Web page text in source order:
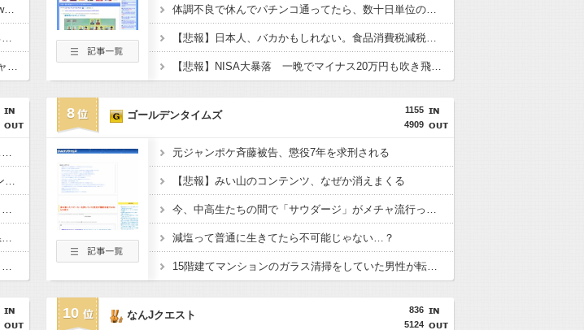
【画像】外国人が絶対に食べられない日本料理第1位wwwwwwwww
【画像】『例のチー牛のイラスト』にそっくりすぎる男の子wwwwwww
【画像】チー牛が必ず1回はヌいてるプリキュアのキャラがこちらwww
体調不良で休んでパチンコ通ってたら、数十日単位の証拠写真撮られて会社クビになった
【悲報】日本人、バカかもしれない。食品消費税減税（8%→1%）に93.2%の国民が賛成してしまう
【悲報】NISA大暴落 一晩でマイナス20万円も吹き飛んだもよう
【熊本地震】専門家「イオンモール熊本の爆心地に…喫煙所と自販機」警察・消防「」←これ・・・
少年ジャンプの人気マンガグッズを“大量注文しキャンセル”繰り返したか 女逮捕 総額43億円以上
【画像】福岡、こんなのが普通に走ってるｗｗｗｗｗｗｗｗｗｗｗｗｗｗｗｗｗｗｗｗｗｗｗｗｗｗｗｗｗｗｗｗｗｗｗｗｗｗｗｗ
【動画】原爆の日に今年も極左活動家が座り込み→県警に強制排除される動画が話題に
【動画】かもしれない運転、限界突破ｗｗｗｗｗｗｗｗｗ
8
1155
4909
ゴールデンタイムズ
元ジャンポケ斉藤被告、懲役7年を求刑される
【悲報】みい山のコンテンツ、なぜか消えまくる
今、中高生たちの間で「サウダージ」がメチャ流行っているらしい
減塩って普通に生きてたら不可能じゃない…？
15階建てマンションのガラス清掃をしていた男性が転落… 全身を強く打って死亡
10
836
5124
なんJクエスト